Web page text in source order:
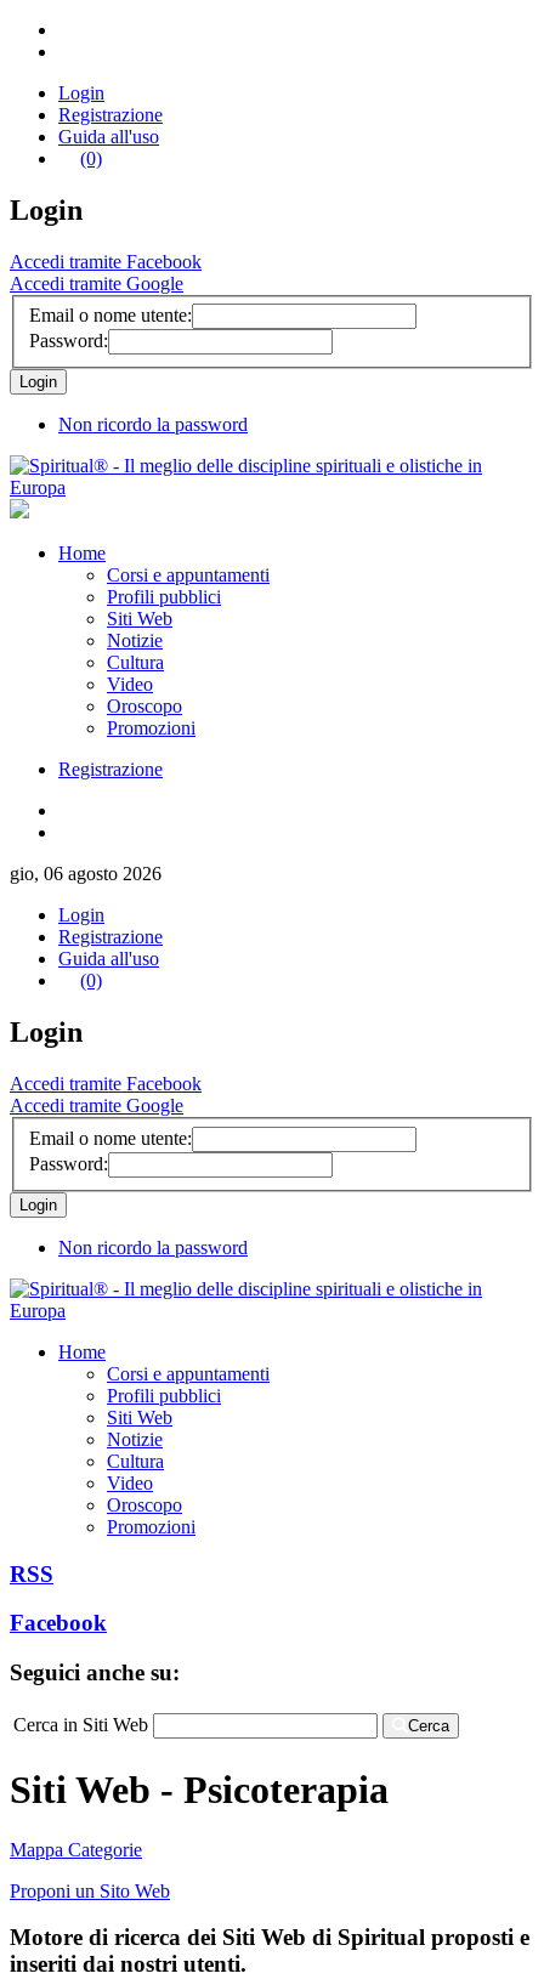
Login
Registrazione
Guida all'uso
(0)
Login
Accedi tramite Facebook
Accedi tramite Google
Email o nome utente:
Password:
Non ricordo la password
Home
Corsi e appuntamenti
Profili pubblici
Siti Web
Notizie
Cultura
Video
Oroscopo
Promozioni
Registrazione
gio, 06 agosto 2026
Login
Registrazione
Guida all'uso
(0)
Login
Accedi tramite Facebook
Accedi tramite Google
Email o nome utente:
Password:
Non ricordo la password
Home
Corsi e appuntamenti
Profili pubblici
Siti Web
Notizie
Cultura
Video
Oroscopo
Promozioni
RSS
Facebook
Seguici anche su:
Cerca in Siti Web Cerca
Siti Web - Psicoterapia
Mappa Categorie
Proponi un Sito Web
Motore di ricerca dei Siti Web di Spiritual proposti e
inseriti dai nostri utenti.